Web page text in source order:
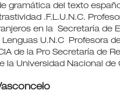
gramática del texto
.F.L.U.N.C.
en la Secretaría de
U.N.C Profesora
de la Pro Secretaría de
la Universidad Nacional de